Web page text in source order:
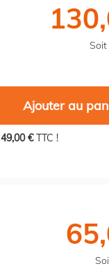
Soit
Ajouter au
49,00 €TTC !